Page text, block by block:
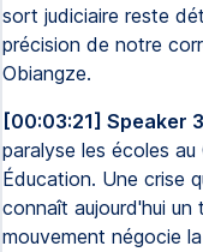
sort judiciaire reste
précision de notre
Obiangze.
[00:03:21] Speaker
paralyse les écoles
Éducation. Une crise
connaît aujourd'hui un
mouvement négocie